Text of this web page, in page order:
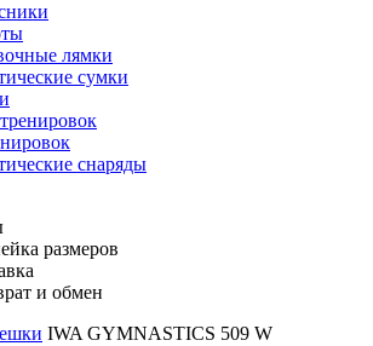
лямки
сумки
снаряды
размеров
и обмен
IWA GYMNASTICS 509 W